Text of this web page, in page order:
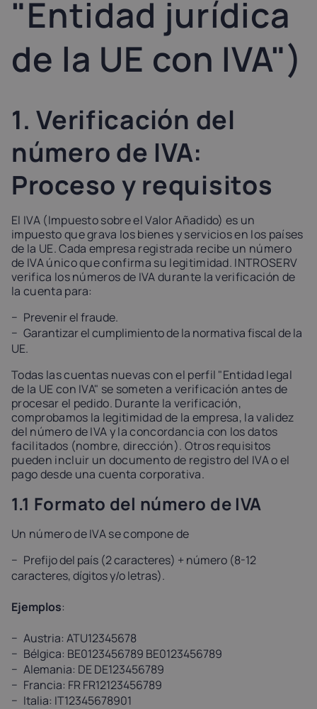
"Entidad jurídica
de la UE con IVA")
1. Verificación del
número de IVA:
Proceso y requisitos
El IVA (Impuesto sobre el Valor Añadido) es un
impuesto que grava los bienes y servicios en los países
de la UE. Cada empresa registrada recibe un número
de IVA único que confirma su legitimidad. INTROSERV
verifica los números de IVA durante la verificación de
la cuenta para:
Prevenir el fraude.
Garantizar el cumplimiento de la normativa fiscal de la
UE.
Todas las cuentas nuevas con el perfil "Entidad legal
de la UE con IVA" se someten a verificación antes de
procesar el pedido. Durante la verificación,
comprobamos la legitimidad de la empresa, la validez
del número de IVA y la concordancia con los datos
facilitados (nombre, dirección). Otros requisitos
pueden incluir un documento de registro del IVA o el
pago desde una cuenta corporativa.
1.1 Formato del número de IVA
Un número de IVA se compone de
Prefijo del país (2 caracteres) + número (8-12
caracteres, dígitos y/o letras).
Ejemplos:
Austria: ATU12345678
Bélgica: BE0123456789 BE0123456789
Alemania: DE DE123456789
Francia: FR FR12123456789
Italia: IT12345678901
Latvia
21%
Lithuania
21%
17%
Netherlands
Poland
Portugal
Slovakia
20%
Slovenia
22%
USA